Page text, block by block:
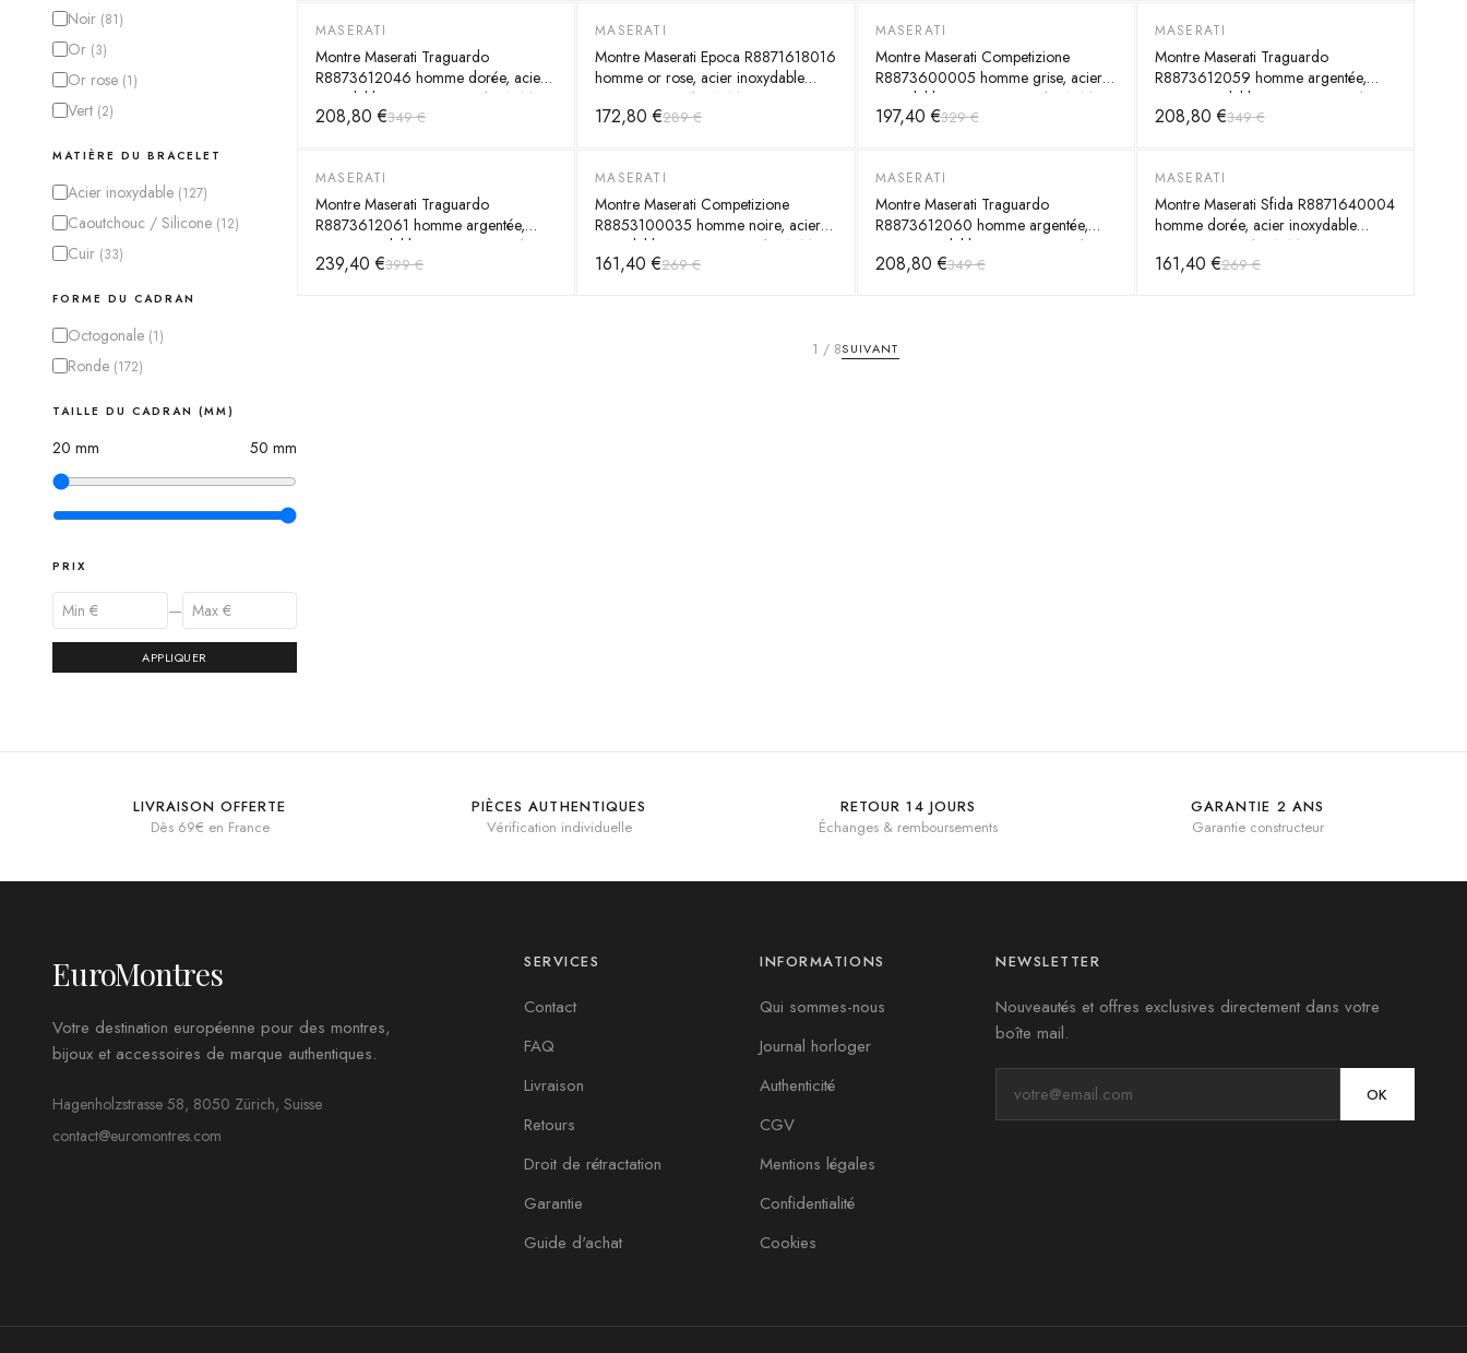
Noir (81)
Or (3)
Or rose (1)
Vert (2)
MATIÈRE DU BRACELET
Acier inoxydable (127)
Caoutchouc / Silicone (12)
Cuir (33)
FORME DU CADRAN
Octogonale (1)
Ronde (172)
TAILLE DU CADRAN (MM)
20 mm 50 mm
PRIX
—
APPLIQUER
-40%
MASERATI
Montre Maserati Traguardo
R8873612046 homme dorée, acier
inoxydable 45mm, quartz 10 ATM
208,80 €349 €
-40%
MASERATI
Montre Maserati Epoca R8871618016
homme or rose, acier inoxydable
42mm, quartz 10 ATM
172,80 €289 €
-40%
MASERATI
Montre Maserati Competizione
R8873600005 homme grise, acier
inoxydable 43mm, quartz 10 ATM
197,40 €329 €
-40%
MASERATI
Montre Maserati Traguardo
R8873612059 homme argentée,
acier inoxydable 45mm, quartz 10
ATM
208,80 €349 €
-40%
MASERATI
Montre Maserati Traguardo
R8873612061 homme argentée,
acier inoxydable 45mm, quartz 10
ATM
239,40 €399 €
-40%
MASERATI
Montre Maserati Competizione
R8853100035 homme noire, acier
inoxydable 43mm, quartz 10 ATM
161,40 €269 €
-40%
MASERATI
Montre Maserati Traguardo
R8873612060 homme argentée,
acier inoxydable 45mm, quartz 10
ATM
208,80 €349 €
-40%
MASERATI
Montre Maserati Sfida R8871640004
homme dorée, acier inoxydable
44mm, quartz 10 ATM
161,40 €269 €
1 / 8SUIVANT
LIVRAISON OFFERTE
Dès 69€ en France
PIÈCES AUTHENTIQUES
Vérification individuelle
RETOUR 14 JOURS
Échanges & remboursements
GARANTIE 2 ANS
Garantie constructeur
EuroMontres
Votre destination européenne pour des montres,
bijoux et accessoires de marque authentiques.
Hagenholzstrasse 58, 8050 Zürich, Suisse
contact@euromontres.com
SERVICES
Contact
FAQ
Livraison
Retours
Droit de rétractation
Garantie
Guide d'achat
INFORMATIONS
Qui sommes-nous
Journal horloger
Authenticité
CGV
Mentions légales
Confidentialité
Cookies
NEWSLETTER
Nouveautés et offres exclusives directement dans votre
boîte mail.
OK